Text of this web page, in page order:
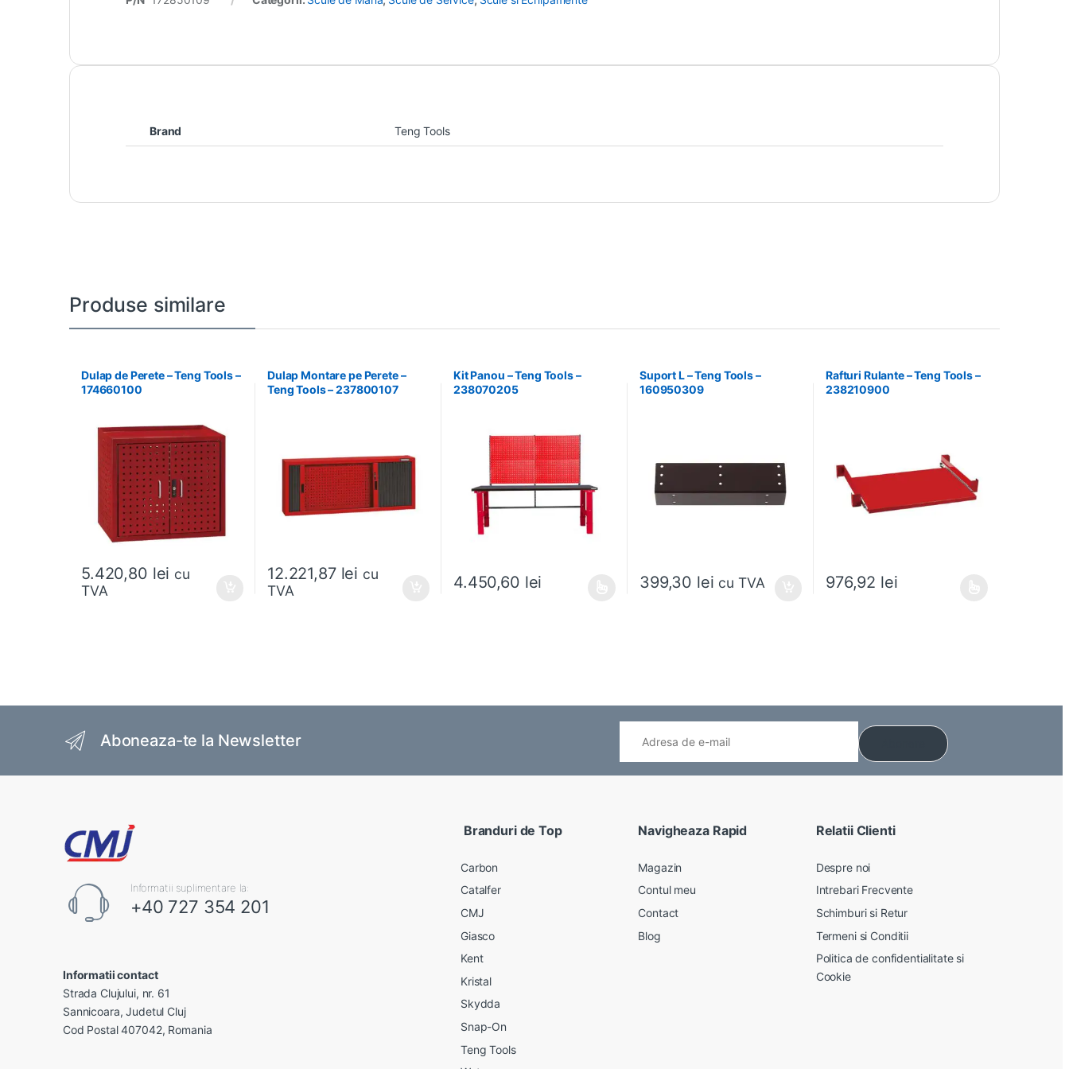
Brand Teng Tools
Produse similare
Dulap de Perete – Teng Tools –
174660100
5.420,80 lei cu
TVA
Dulap Montare pe Perete –
Teng Tools – 237800107
12.221,87 lei cu
TVA
Kit Panou – Teng Tools –
238070205
4.450,60 lei
Suport L – Teng Tools –
160950309
399,30 lei cu TVA
Rafturi Rulante – Teng Tools –
238210900
976,92 lei
Aboneaza-te la Newsletter
Informatii suplimentare la:
+40 727 354 201
Informatii contact
Strada Clujului, nr. 61
Sannicoara, Judetul Cluj
Cod Postal 407042, Romania
Branduri de Top
Carbon
Catalfer
CMJ
Giasco
Kent
Kristal
Skydda
Snap-On
Teng Tools
Navigheaza Rapid
Magazin
Contul meu
Contact
Blog
Relatii Clienti
Despre noi
Intrebari Frecvente
Schimburi si Retur
Termeni si Conditii
Politica de confidentialitate si
Cookie